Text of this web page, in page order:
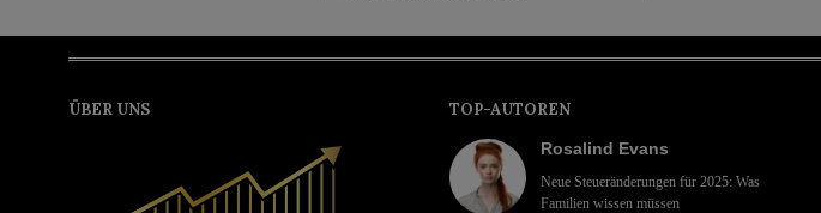
ÜBER UNS TOP-AUTOREN
Rosalind Evans
Neue Steueränderungen für 2025: Was
Familien wissen müssen